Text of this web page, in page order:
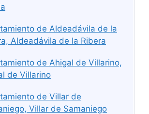
de Aldeadávila de la
Aldeadávila de la Ribera
de Ahigal de Villarino,
de Villarino
de Villar de
Villar de Samaniego